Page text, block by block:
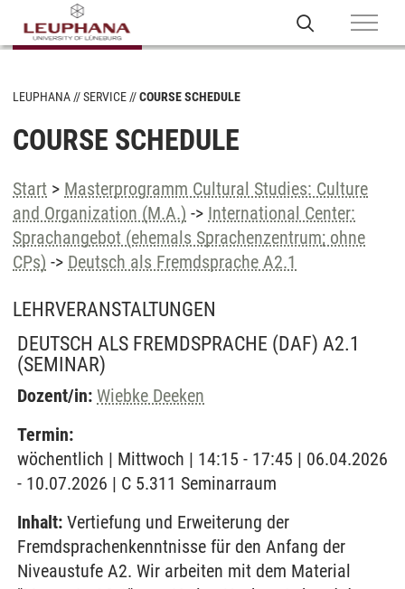
LEUPHANA SERVICE COURSE SCHEDULE
COURSE SCHEDULE
Start > Masterprogramm Cultural Studies: Culture
and Organization (M.A.) -> International Center:
Sprachangebot (ehemals Sprachenzentrum; ohne
CPs) -> Deutsch als Fremdsprache A2.1
LEHRVERANSTALTUNGEN
DEUTSCH ALS FREMDSPRACHE (DAF) A2.1
(SEMINAR)
Dozent/in: Wiebke Deeken
Termin:
wöchentlich | Mittwoch | 14:15 - 17:45 | 06.04.2026
- 10.07.2026 | C 5.311 Seminarraum
Inhalt: Vertiefung und Erweiterung der
Fremdsprachenkenntnisse für den Anfang der
Niveaustufe A2. Wir arbeiten mit dem Material